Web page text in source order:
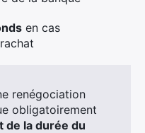
en cas
renégociation
obligatoirement
de la durée du